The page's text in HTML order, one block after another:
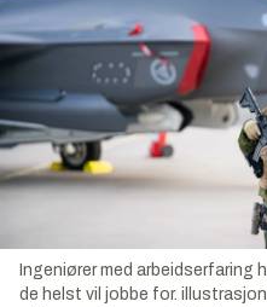
Ingeniører med arbeidserfaring
de helst vil jobbe for.